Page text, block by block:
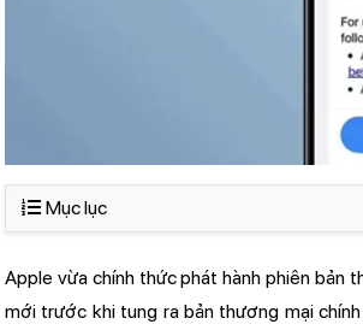
Mục lục
Apple vừa chính thức phát hành phiên bản
mới trước khi tung ra bản thương mại